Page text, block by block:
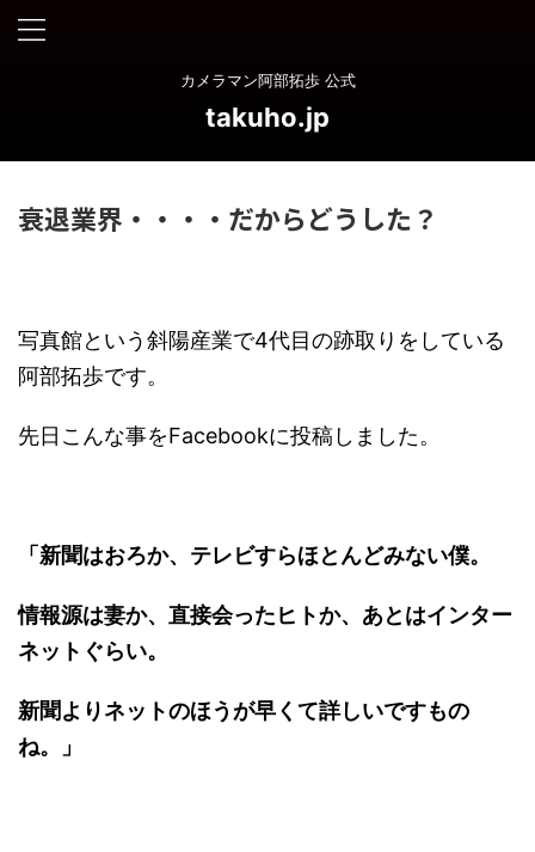
カメラマン阿部拓歩 公式
takuho.jp
衰退業界・・・・だからどうした？
写真館という斜陽産業で4代目の跡取りをしている
阿部拓歩です。
先日こんな事をFacebookに投稿しました。
「新聞はおろか、テレビすらほとんどみない僕。
情報源は妻か、直接会ったヒトか、あとはインター
ネットぐらい。
新聞よりネットのほうが早くて詳しいですもの
ね。」